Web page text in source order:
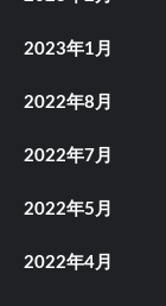
2023年1月
2022年8月
2022年7月
2022年5月
2022年4月